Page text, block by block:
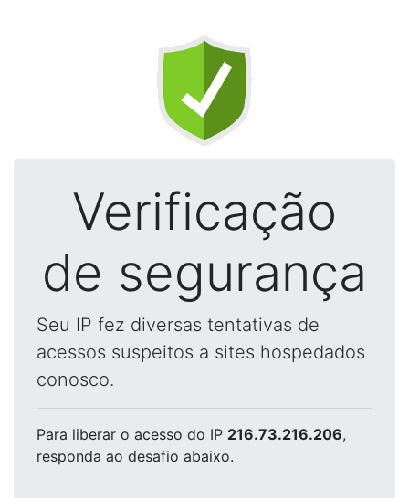
Verificação
de segurança
Seu IP fez diversas tentativas de
acessos suspeitos a sites hospedados
conosco.
Para liberar o acesso do IP 216.73.216.206,
responda ao desafio abaixo.